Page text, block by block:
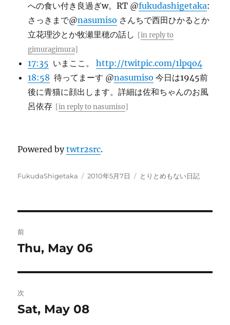
への食い付き良過ぎw。RT @fukudashigetaka:
さっきまで@nasumiso さんちで西田ひかるとか
立花理沙とか牧瀬里穂の話し [in reply to
gimuragimura]
17:35 いまここ。http://twitpic.com/1lpqo4
18:58 待ってまーす @nasumiso 今日は1945前
後に青猫に顔出します。詳細は佐和ちゃんのお風
呂依存 [in reply to nasumiso]
Powered bytwtr2src.
投
FukudaShigetaka
投
2010年5月7日
カ
とりとめもない日記
稿
ビ
ゲ
前
前
投
稿:
Thu, May 06
次
次
Sat, May 08